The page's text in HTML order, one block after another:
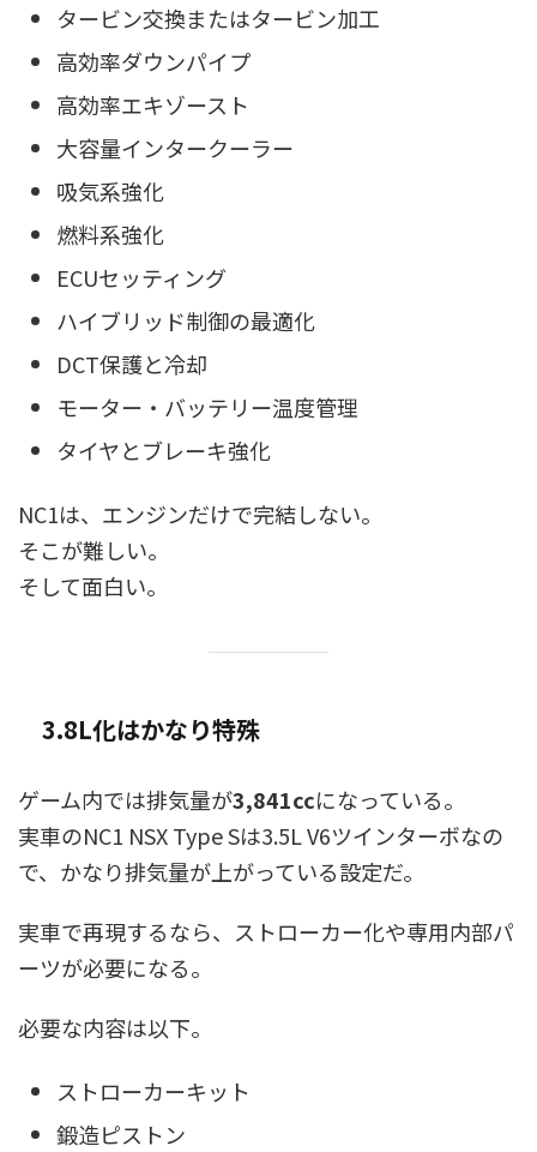
タービン交換またはタービン加工
高効率ダウンパイプ
高効率エキゾースト
大容量インタークーラー
吸気系強化
燃料系強化
ECUセッティング
ハイブリッド制御の最適化
DCT保護と冷却
モーター・バッテリー温度管理
タイヤとブレーキ強化
NC1は、エンジンだけで完結しない。
そこが難しい。
そして面白い。
3.8L化はかなり特殊
ゲーム内では排気量が3,841ccになっている。
実車のNC1 NSX Type Sは3.5L V6ツインターボなの
で、かなり排気量が上がっている設定だ。
実車で再現するなら、ストローカー化や専用内部パ
ーツが必要になる。
必要な内容は以下。
ストローカーキット
鍛造ピストン